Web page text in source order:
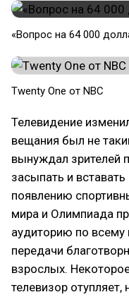
«Вопрос на 64 000
Twenty One от NBC
Телевидение
вещания был не
вынуждал зрителей
засыпать и
появлению
мира и Олимпиада
аудиторию по
передачи
взрослых.
телевизор